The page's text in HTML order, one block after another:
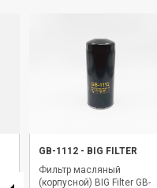
GB-1112 - BIG FILTER
Фильтр масляный
(корпусной) BIG Filter GB-